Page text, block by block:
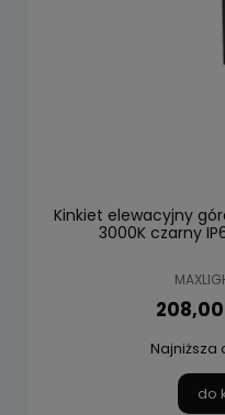
Kinkiet elewacyjny
3000K czarny
208,00
Najniższa
do